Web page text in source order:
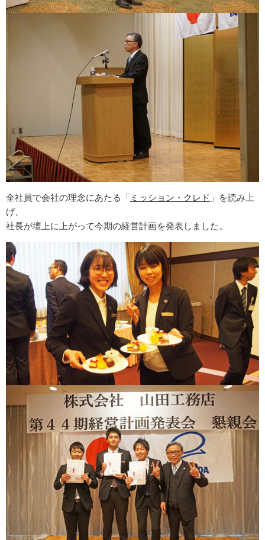
全社員で会社の理念にあたる「 ミッション・クレド 」を読み上
げ、
社長が壇上に上がって今期の経営計画を発表しました。